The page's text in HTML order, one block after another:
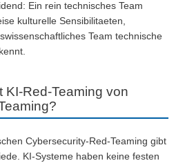
Ein rein technisches Team
kulturelle Sensibilitaeten,
Team technische
KI-Red-Teaming von
Cybersecurity-Red-Teaming gibt
KI-Systeme haben keine festen